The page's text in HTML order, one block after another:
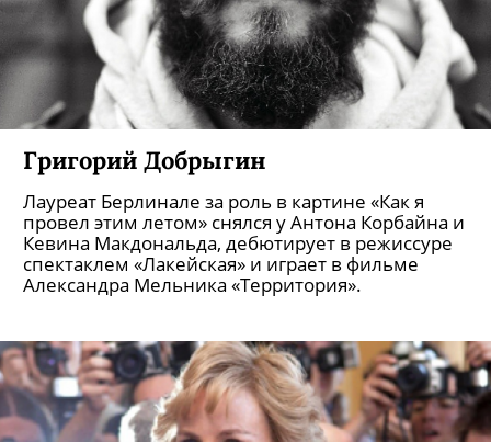
Григорий Добрыгин
Лауреат Берлинале за роль в картине «Как я
провел этим летом» снялся у Антона Корбайна и
Кевина Макдональда, дебютирует в режиссуре
спектаклем «Лакейская» и играет в фильме
Александра Мельника «Территория».